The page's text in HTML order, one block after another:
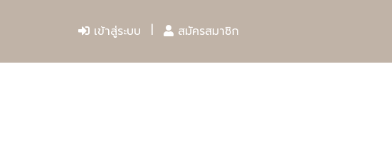
เข้าสู่ระบบ สมัครสมาชิก